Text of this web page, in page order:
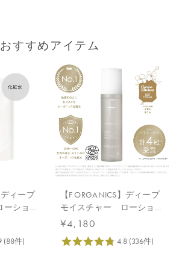
おすすめアイテム
ディープ
ショ
【F ORGANICS】ディープ
モイスチャー ローション
150mL
¥4,180